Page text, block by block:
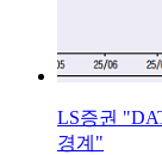
LS증권
경계"